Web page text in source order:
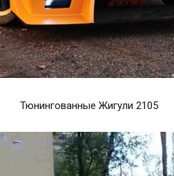
Тюнингованные Жигули 2105